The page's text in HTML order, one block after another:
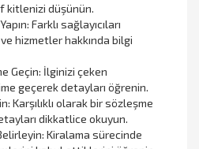
kitlenizi düşünün.
Farklı sağlayıcıları
hizmetler hakkında bilgi
Geçin: İlginizi çeken
geçerek detayları öğrenin.
Karşılıklı olarak bir sözleşme
dikkatlice okuyun.
Kiralama sürecinde